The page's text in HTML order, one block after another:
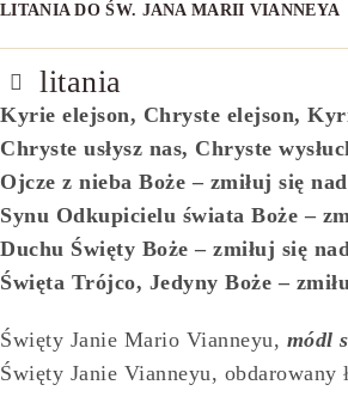
LITANIA DO ŚW. JANA MARII VIANNEYA
litania
Kyrie elejson, Chryste elejson,
Chryste usłysz nas, Chryste
Ojcze z nieba Boże – zmiłuj się
Synu Odkupicielu świata Boże –
Duchu Święty Boże – zmiłuj się
Święta Trójco, Jedyny Boże –
Święty Janie Mario Vianneyu, módl
Święty Janie Vianneyu, obdarowany